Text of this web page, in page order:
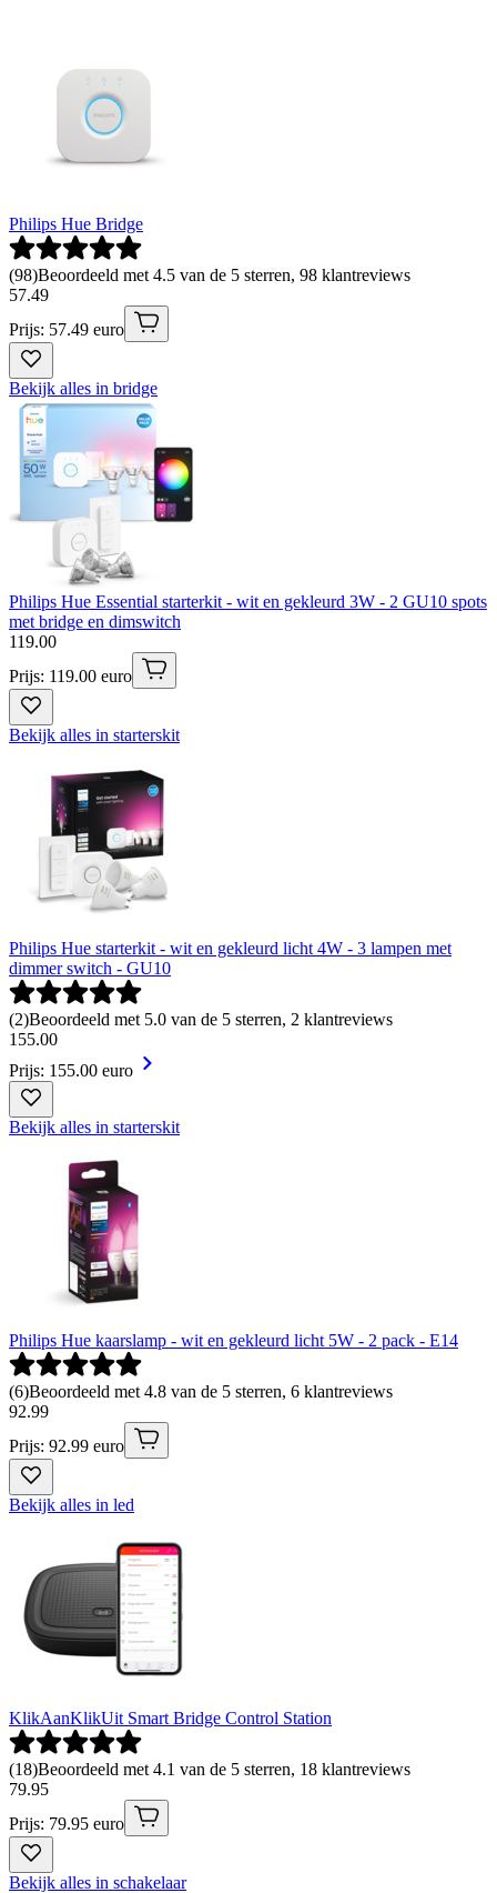
Philips Hue Bridge
(98)Beoordeeld met 4.5 van de 5 sterren, 98 klantreviews
57.49
Prijs: 57.49 euro
Bekijk alles in bridge
Philips Hue Essential starterkit - wit en gekleurd 3W - 2 GU10 spots
met bridge en dimswitch
119.00
Prijs: 119.00 euro
Bekijk alles in starterskit
Philips Hue starterkit - wit en gekleurd licht 4W - 3 lampen met
dimmer switch - GU10
(2)Beoordeeld met 5.0 van de 5 sterren, 2 klantreviews
155.00
Prijs: 155.00 euro
Bekijk alles in starterskit
Philips Hue kaarslamp - wit en gekleurd licht 5W - 2 pack - E14
(6)Beoordeeld met 4.8 van de 5 sterren, 6 klantreviews
92.99
Prijs: 92.99 euro
Bekijk alles in led
KlikAanKlikUit Smart Bridge Control Station
(18)Beoordeeld met 4.1 van de 5 sterren, 18 klantreviews
79.95
Prijs: 79.95 euro
Bekijk alles in schakelaar